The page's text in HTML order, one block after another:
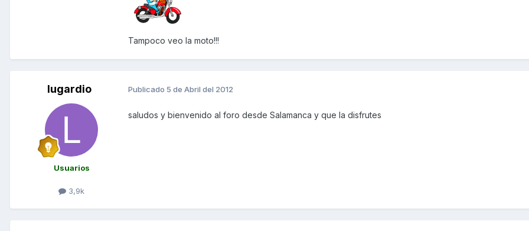
Tampoco veo la moto!!!
lugardio
Usuarios
3,9k
Publicado 5 de Abril del 2012
saludos y bienvenido al foro desde Salamanca y que la disfrutes